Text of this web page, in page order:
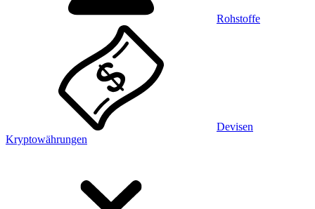
Rohstoffe
Devisen
Kryptowährungen